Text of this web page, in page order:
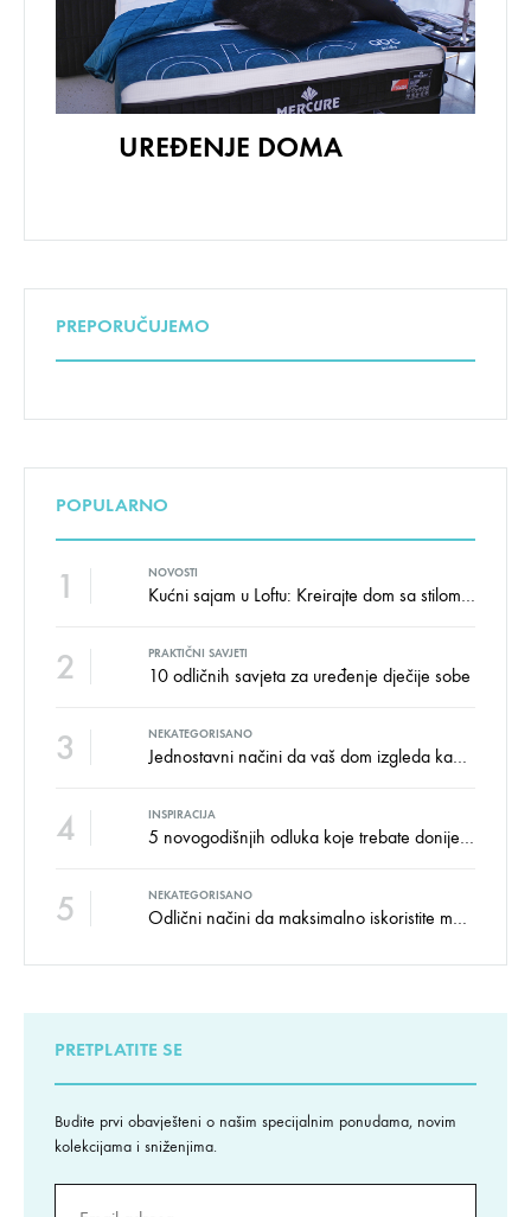
UREĐENJE DOMA
PREPORUČUJEMO
POPULARNO
1 NOVOSTI
2 PRAKTIČNI SAVJETI
10 odličnih savjeta za uređenje dječije sobe
3 NEKATEGORISANO
4 INSPIRACIJA
5 NEKATEGORISANO
PRETPLATITE SE
Budite prvi obavješteni o našim specijalnim ponudama, novim
kolekcijama i sniženjima.